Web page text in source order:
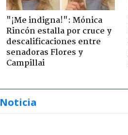
"¡Me indigna!": Mónica
Rincón estalla por cruce y
descalificaciones entre
senadoras Flores y
Campillai